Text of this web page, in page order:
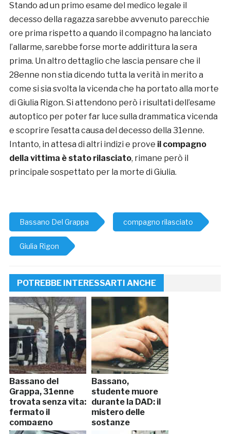
Stando ad un primo esame del medico legale il
decesso della ragazza sarebbe avvenuto parecchie
ore prima rispetto a quando il compagno ha lanciato
l’allarme, sarebbe forse morte addirittura la sera
prima. Un altro dettaglio che lascia pensare che il
28enne non stia dicendo tutta la verità in merito a
come si sia svolta la vicenda che ha portato alla morte
di Giulia Rigon. Si attendono però i risultati dell’esame
autoptico per poter far luce sulla drammatica vicenda
e scoprire l’esatta causa del decesso della 31enne.
Intanto, in attesa di altri indizi e prove il compagno
della vittima è stato rilasciato, rimane però il
principale sospettato per la morte di Giulia.
Bassano Del Grappa compagno rilasciato
Giulia Rigon
POTREBBE INTERESSARTI ANCHE
Bassano del
Grappa, 31enne
trovata senza vita:
fermato il
compagno
Bassano,
studente muore
durante la DAD: il
mistero delle
sostanze